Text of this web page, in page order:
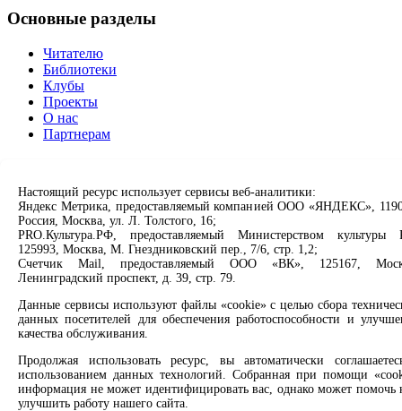
Основные разделы
Читателю
Библиотеки
Клубы
Проекты
О нас
Партнерам
Продлить книгу
Спроси библиотекаря
Спроси краеведа
Оцените качество услуг
Направить обращение директору
Соцсети
Вконтакте
Max
Rutube
Настоящий ресурс использует сервисы веб-аналитики:
Яндекс Метрика, предоставляемый компанией ООО «ЯНДЕКС»,
Россия, Москва, ул. Л. Толстого, 16;
PRO.Культура.РФ, предоставляемый Министерством культуры
125993, Москва, М. Гнездниковский пер., 7/6, стр. 1,2;
Счетчик Mail, предоставляемый ООО «ВК», 125167,
Ленинградский проспект, д. 39, стр. 79.
Данные сервисы используют файлы «cookie» с целью сбора
данных посетителей для обеспечения работоспособности и
качества обслуживания.
Продолжая использовать ресурс, вы автоматически
использованием данных технологий. Собранная при помощи
информация не может идентифицировать вас, однако может помочь
улучшить работу нашего сайта.